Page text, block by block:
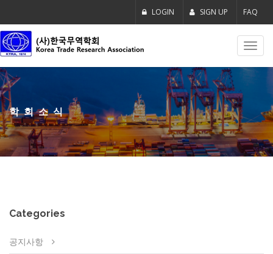
LOGIN SIGN UP FAQ
학회소식
Categories
공지사항